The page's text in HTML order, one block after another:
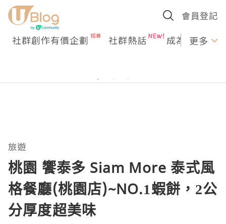
會員登記
社群創作有價企劃 社群熱話 成為U更多
旅遊
桃園 饗泰多 Siam More 泰式風
格餐廳(桃園店)~NO.1蝦餅，2公
分厚度超美味